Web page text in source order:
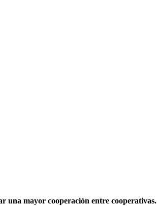
una mayor cooperación entre cooperativas.